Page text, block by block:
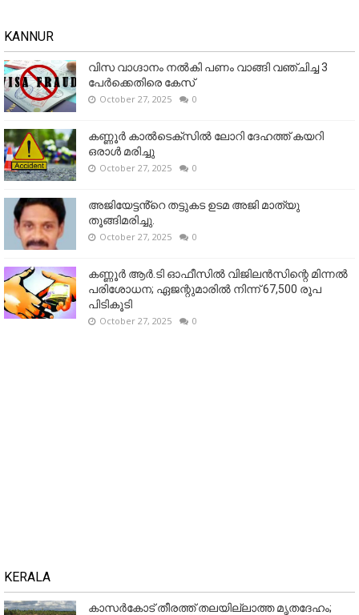
KANNUR
വിസ വാഗ്ദാനം നൽകി പണം വാങ്ങി വഞ്ചിച്ച 3
പേർക്കെതിരെ കേസ്
October 27, 2025 0
കണ്ണൂര്‍ കാല്‍ടെക്‌സില്‍ ലോറി ദേഹത്ത് കയറി
ഒരാള്‍ മരിച്ചു
October 27, 2025 0
അജിയേട്ടൻ്റെ തട്ടുകട ഉടമ അജി മാത്യു
തൂങ്ങിമരിച്ചു.
October 27, 2025 0
കണ്ണൂര്‍ ആര്‍.ടി ഓഫീസില്‍ വിജിലൻസിന്റെ മിന്നല്‍
പരിശോധന; ഏജന്റുമാരില്‍ നിന്ന് 67,500 രൂപ
പിടികൂടി
October 27, 2025 0
KERALA
കാസർകോട് തീരത്ത് തലയില്ലാത്ത മൃതദേഹം;